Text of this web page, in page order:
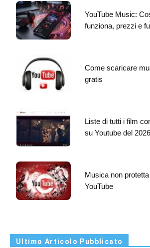
YouTube Music:
funziona, prezzi e
Come scaricare
gratis
Liste di tutti i film
su Youtube del 2026
Musica non
YouTube
Ultimo Articolo Pubblicato